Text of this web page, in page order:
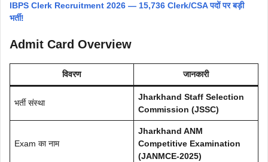
IBPS Clerk Recruitment 2026 — 15,736 Clerk/CSA पदों पर बड़ी
भर्ती!
Admit Card Overview
विवरण जानकारी
भर्ती संस्था
Jharkhand Staff Selection
Commission (JSSC)
Exam का नाम
Jharkhand ANM
Competitive Examination
(JANMCE-2025)